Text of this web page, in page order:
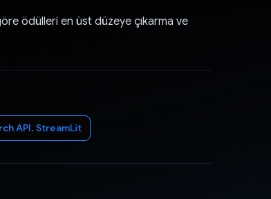
ödülleri en üst düzeye çıkarma ve
API. StreamLit